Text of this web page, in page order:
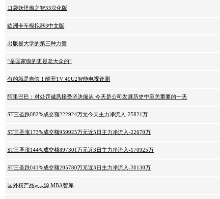
口袋妖怪燃之智33汉化版
欧洲卡车模拟器3中文版
出版是大学的第三种力量
“是国家级的更是老大众的”
有的就是自信！酷开TV 49U2智能电视评测
阿里巴巴：对处罚诚恳接受坚决服从 今天是公司发展历史中至关重要的一天
ST三圣跌082%成交额222924万元今天主力净流入-25821万
ST三圣涨173%成交额959925万元近5日主力净流入-22670万
ST三圣涨144%成交额897301万元近3日主力净流入-170925万
ST三圣跌041%成交额205780万元近3日主力净流入-30130万
国外精产品w灬源 MBA智库